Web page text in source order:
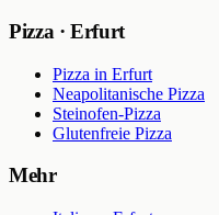
Pizza · Erfurt
Pizza in Erfurt
Neapolitanische Pizza
Steinofen-Pizza
Glutenfreie Pizza
Mehr